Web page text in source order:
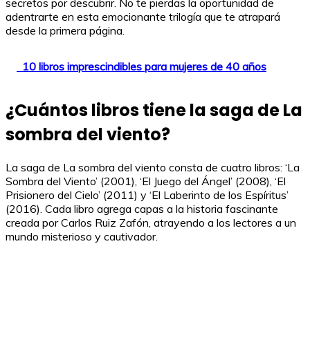
adentrarte en esta emocionante trilogía que te atrapará
desde la primera página.
10 libros imprescindibles para mujeres de 40 años
¿Cuántos libros tiene la saga de La
sombra del viento?
La saga de La sombra del viento consta de cuatro libros: ‘La
Sombra del Viento’ (2001), ‘El Juego del Ángel’ (2008), ‘El
Prisionero del Cielo’ (2011) y ‘El Laberinto de los Espíritus’
(2016). Cada libro agrega capas a la historia fascinante
creada por Carlos Ruiz Zafón, atrayendo a los lectores a un
mundo misterioso y cautivador.